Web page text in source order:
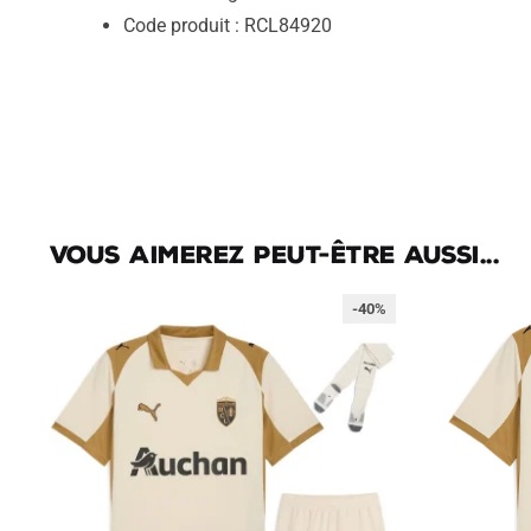
Code produit : RCL84920
Vous aimerez peut-être aussi...
-40%